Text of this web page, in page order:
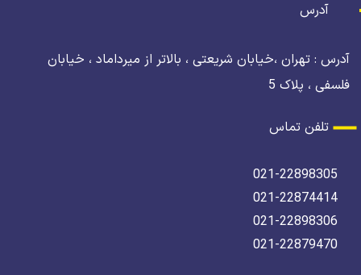
آدرس
آدرس : تهران ،خیابان شریعتی ، بالاتر از میرداماد ، خیابان
فلسفی ، پلاک 5
تلفن تماس
021-22898305
021-22874414
021-22898306
021-22879470